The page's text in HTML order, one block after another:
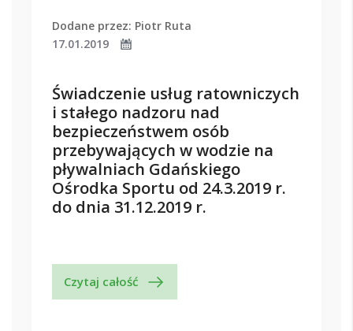
Dodane przez: Piotr Ruta
17.01.2019
Świadczenie usług ratowniczych
i stałego nadzoru nad
bezpieczeństwem osób
przebywających w wodzie na
pływalniach Gdańskiego
Ośrodka Sportu od 24.3.2019 r.
do dnia 31.12.2019 r.
Czytaj całość